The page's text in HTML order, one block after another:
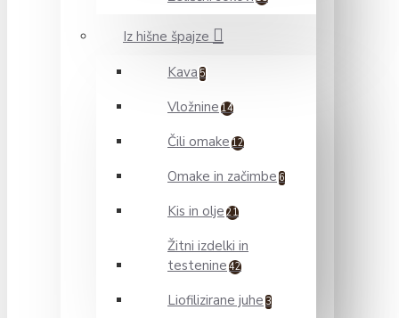
Iz hišne špajze
Kava 5
Vložnine 14
Čili omake 12
Omake in začimbe 6
Kis in olje 21
Žitni izdelki in
testenine 42
Liofilizirane juhe 3